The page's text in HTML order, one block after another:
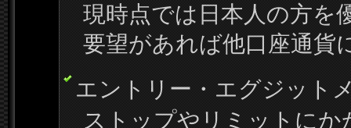
現時点では日本人の方を
要望があれば他口座通貨
エントリー・エグジット
ストップやリミットにか